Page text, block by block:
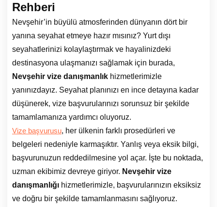
Rehberi
Nevşehir’in büyülü atmosferinden dünyanın dört bir
yanına seyahat etmeye hazır mısınız? Yurt dışı
seyahatlerinizi kolaylaştırmak ve hayalinizdeki
destinasyona ulaşmanızı sağlamak için burada,
Nevşehir vize danışmanlık hizmetlerimizle
yanınızdayız. Seyahat planınızı en ince detayına kadar
düşünerek, vize başvurularınızı sorunsuz bir şekilde
tamamlamanıza yardımcı oluyoruz.
Vize başvurusu, her ülkenin farklı prosedürleri ve
belgeleri nedeniyle karmaşıktır. Yanlış veya eksik bilgi,
başvurunuzun reddedilmesine yol açar. İşte bu noktada,
uzman ekibimiz devreye giriyor. Nevşehir vize
danışmanlığı hizmetlerimizle, başvurularınızın eksiksiz
ve doğru bir şekilde tamamlanmasını sağlıyoruz.